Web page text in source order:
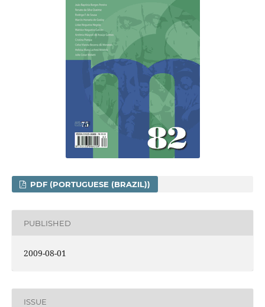
PDF (PORTUGUESE (BRAZIL))
PUBLISHED
2009-08-01
ISSUE